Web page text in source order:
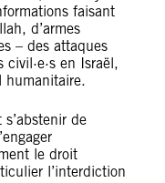
faisant
d’armes
– des attaques
en Israël,
humanitaire.
de
le droit
l’interdiction